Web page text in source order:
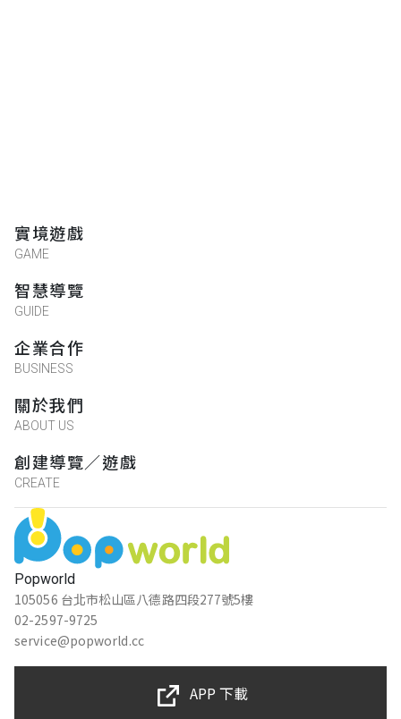
Popworld
105056 台北市松山區八德路四段277號5樓
02-2597-9725
service@popworld.cc
實境遊戲
GAME
智慧導覽
GUIDE
企業合作
BUSINESS
關於我們
ABOUT US
創建導覽／遊戲
CREATE
APP 下載